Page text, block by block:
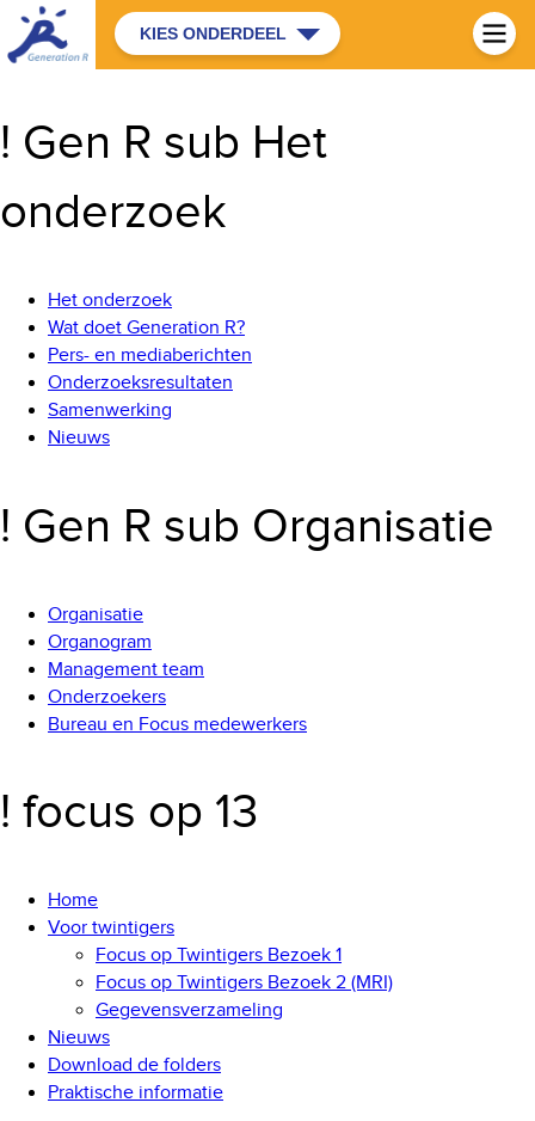
KIES ONDERDEEL
! Gen R sub Het
onderzoek
Het onderzoek
Wat doet Generation R?
Pers- en mediaberichten
Onderzoeksresultaten
Samenwerking
Nieuws
! Gen R sub Organisatie
Organisatie
Organogram
Management team
Onderzoekers
Bureau en Focus medewerkers
! focus op 13
Home
Voor twintigers
Focus op Twintigers Bezoek 1
Focus op Twintigers Bezoek 2 (MRI)
Gegevensverzameling
Nieuws
Download de folders
Praktische informatie